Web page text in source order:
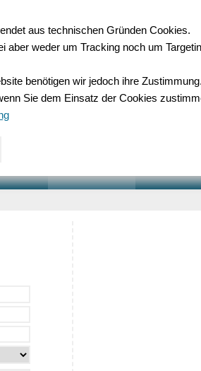
aus technischen Gründen Cookies.
aber weder um Tracking noch um
benötigen wir jedoch ihre
Sie dem Einsatz der Cookies